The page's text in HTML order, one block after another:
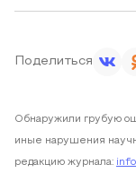
Поделиться
Обнаружили грубую
иные нарушения
редакцию журнала: